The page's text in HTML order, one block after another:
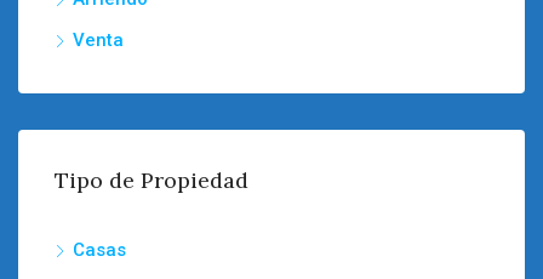
Venta
Tipo de Propiedad
Casas